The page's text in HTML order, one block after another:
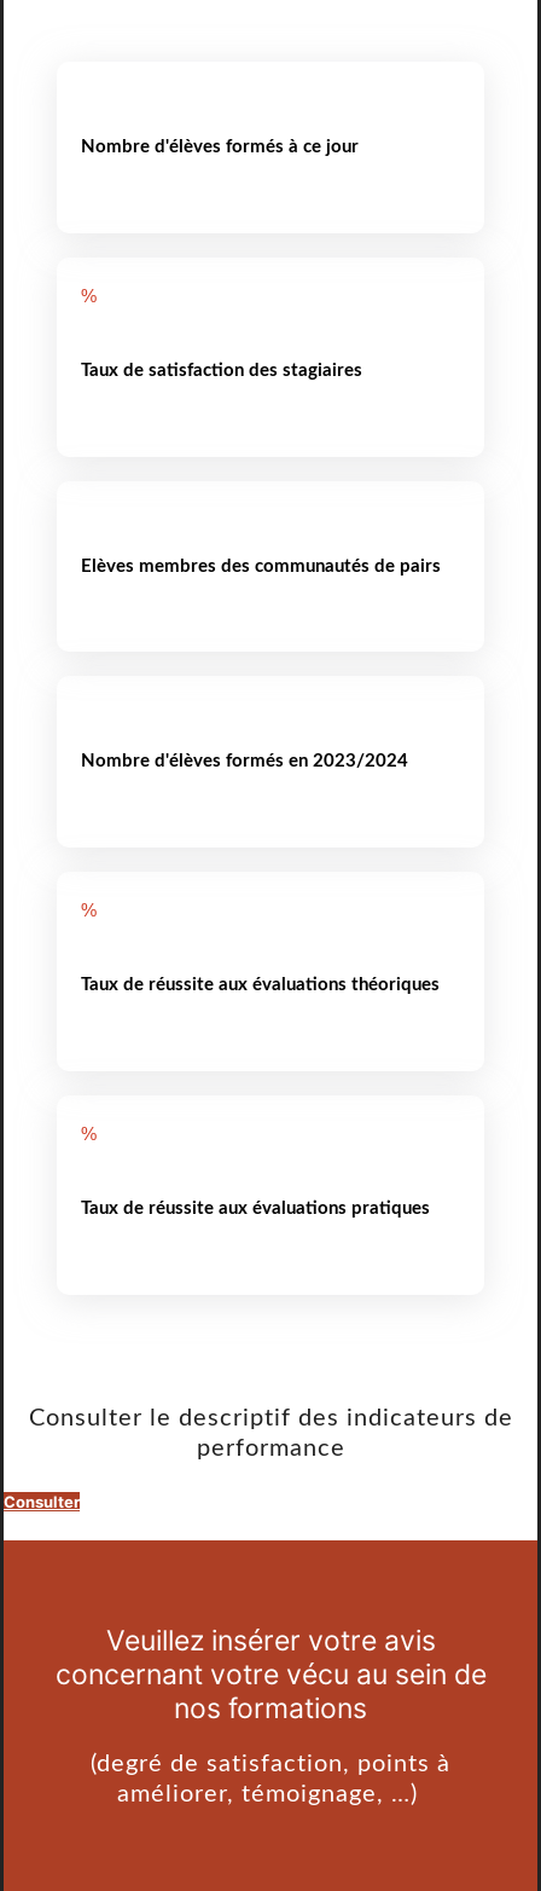
Nombre d'élèves formés à ce jour
%
Taux de satisfaction des stagiaires
Elèves membres des communautés de pairs
Nombre d'élèves formés en 2023/2024
%
Taux de réussite aux évaluations théoriques
%
Taux de réussite aux évaluations pratiques
Consulter le descriptif des indicateurs de
performance
Consulter
Veuillez insérer votre avis
concernant votre vécu au sein de
nos formations
(degré de satisfaction, points à
améliorer, témoignage, …)